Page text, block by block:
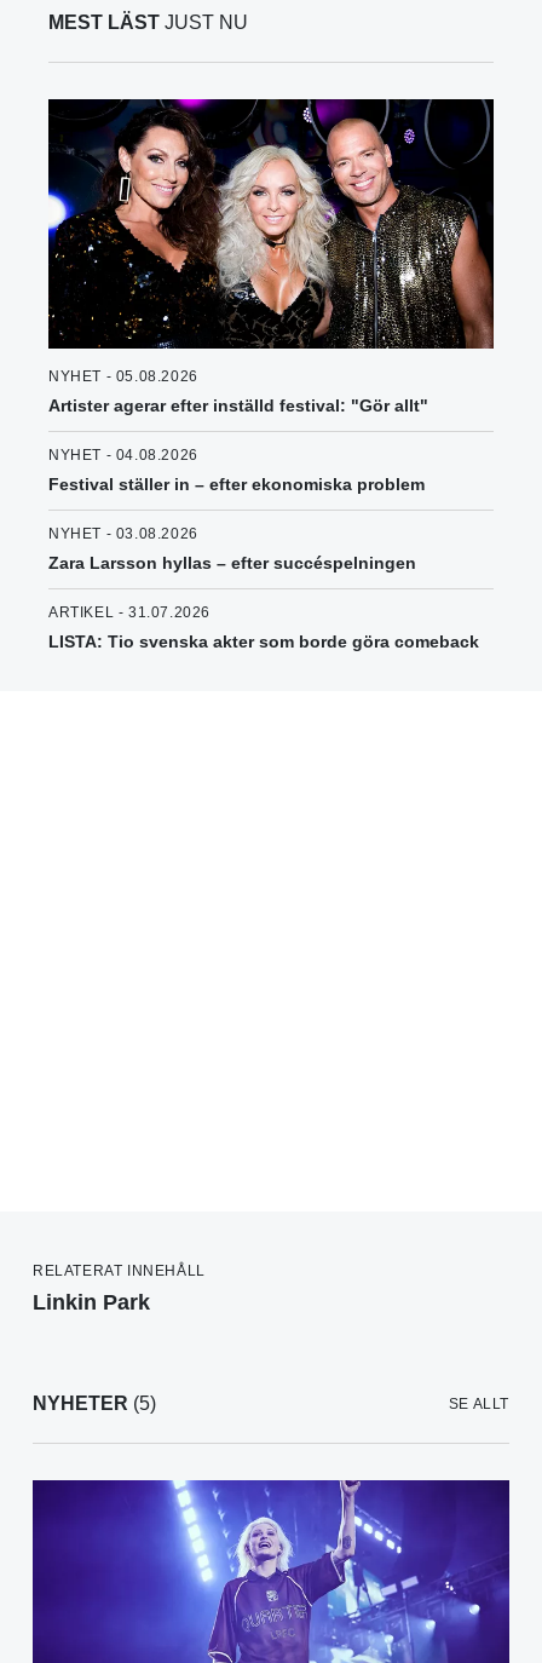
MEST LÄST JUST NU
NYHET - 05.08.2026
Artister agerar efter inställd festival: "Gör allt"
NYHET - 04.08.2026
Festival ställer in – efter ekonomiska problem
NYHET - 03.08.2026
Zara Larsson hyllas – efter succéspelningen
ARTIKEL - 31.07.2026
LISTA: Tio svenska akter som borde göra comeback
RELATERAT INNEHÅLL
Linkin Park
NYHETER (5) SE ALLT